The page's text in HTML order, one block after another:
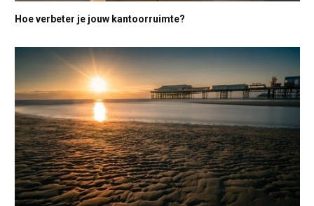
Hoe verbeter je jouw kantoorruimte?